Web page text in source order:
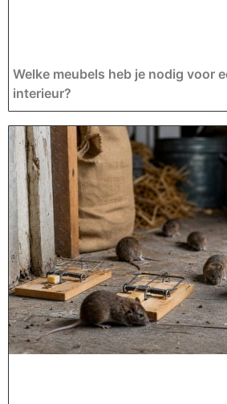
Welke meubels heb je nodig voor
interieur?